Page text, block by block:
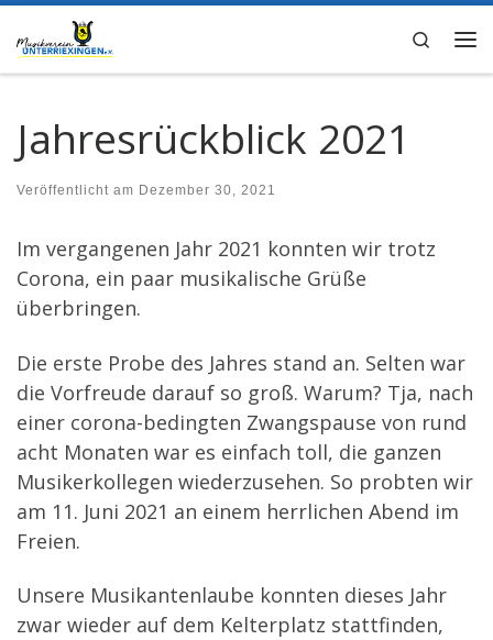
Zum Inhalt springen
Search
Jahresrückblick 2021
Veröffentlicht am Dezember 30, 2021
Im vergangenen Jahr 2021 konnten wir trotz
Corona, ein paar musikalische Grüße
überbringen.
Die erste Probe des Jahres stand an. Selten war
die Vorfreude darauf so groß. Warum? Tja, nach
einer corona-bedingten Zwangspause von rund
acht Monaten war es einfach toll, die ganzen
Musikerkollegen wiederzusehen. So probten wir
am 11. Juni 2021 an einem herrlichen Abend im
Freien.
Unsere Musikantenlaube konnten dieses Jahr
zwar wieder auf dem Kelterplatz stattfinden,